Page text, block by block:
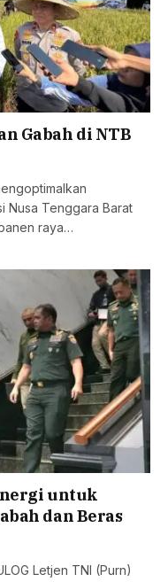
Gabah di NTB
Nusa Tenggara Barat
raya…
untuk
dan Beras
Letjen TNI (Purn)